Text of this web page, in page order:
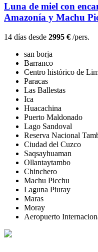
Luna de miel con
Amazonía y Machu
14 días desde 2995 € /pers.
san borja
Barranco
Centro histórico de
Paracas
Las Ballestas
Ica
Huacachina
Puerto Maldonado
Lago Sandoval
Reserva Nacional
Ciudad del Cuzco
Saqsayhuaman
Ollantaytambo
Chinchero
Machu Picchu
Laguna Piuray
Maras
Moray
Aeropuerto